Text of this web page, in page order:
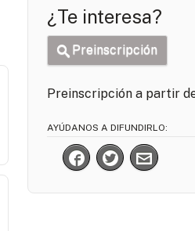
¿Te interesa?
Preinscripción
Preinscripción a partir
AYÚDANOS A DIFUNDIRLO: